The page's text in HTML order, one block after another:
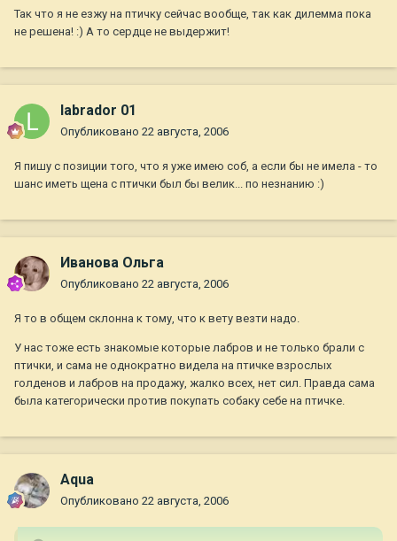
Так что я не езжу на птичку сейчас вообще, так как дилемма пока
не решена! :) А то сердце не выдержит!
labrador 01
Опубликовано 22 августа, 2006
Я пишу с позиции того, что я уже имею соб, а если бы не имела - то
шанс иметь щена с птички был бы велик... по незнанию :)
Иванова Ольга
Опубликовано 22 августа, 2006
Я то в общем склонна к тому, что к вету везти надо.
У нас тоже есть знакомые которые лабров и не только брали с
птички, и сама не однократно видела на птичке взрослых
голденов и лабров на продажу, жалко всех, нет сил. Правда сама
была категорически против покупать собаку себе на птичке.
Aqua
Опубликовано 22 августа, 2006